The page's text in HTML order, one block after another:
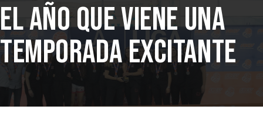
El año que viene una
temporada excitante